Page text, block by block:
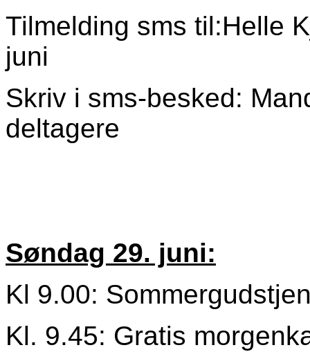
Tilmelding sms til:Helle
juni
Skriv i sms-besked:
deltagere
Søndag 29. juni:
Kl 9.00:
Kl. 9.45: Gratis